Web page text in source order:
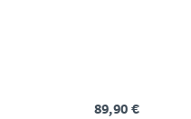
89,90 €